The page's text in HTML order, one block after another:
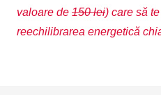
valoare de 150 lei) care să
reechilibrarea energetică